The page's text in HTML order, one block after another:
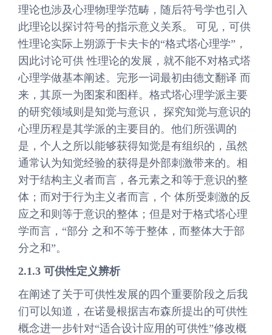
理论也涉及心理物理学范畴，随后符号学也引入
此理论以探讨符号的指示意义关系。 可见，可供
性理论实际上朔源于卡夫卡的“格式塔心理学”，
因此讨论可供 性理论的发展，就不能不对格式塔
心理学做基本阐述。完形一词最初由德文翻译 而
来，其原一为图案和图样。格式塔心理学派主要
的研究领域则是知觉与意识， 探究知觉与意识的
心理历程是其学派的主要目的。他们所强调的
是，个人之所以能够获得知觉是有组织的，虽然
通常认为知觉经验的获得是外部刺激带来的。相
对于结构主义者而言，各元素之和等于意识的整
体；而对于行为主义者而言，个 体所受刺激的反
应之和则等于意识的整体；但是对于格式塔心理
学而言，“部分 之和不等于整体，而整体大于部
分之和”。
2.1.3 可供性定义辨析
在阐述了关于可供性发展的四个重要阶段之后我
们可以知道，在诺曼根据吉布森所提出的可供性
概念进一步针对“适合设计应用的可供性”修改概